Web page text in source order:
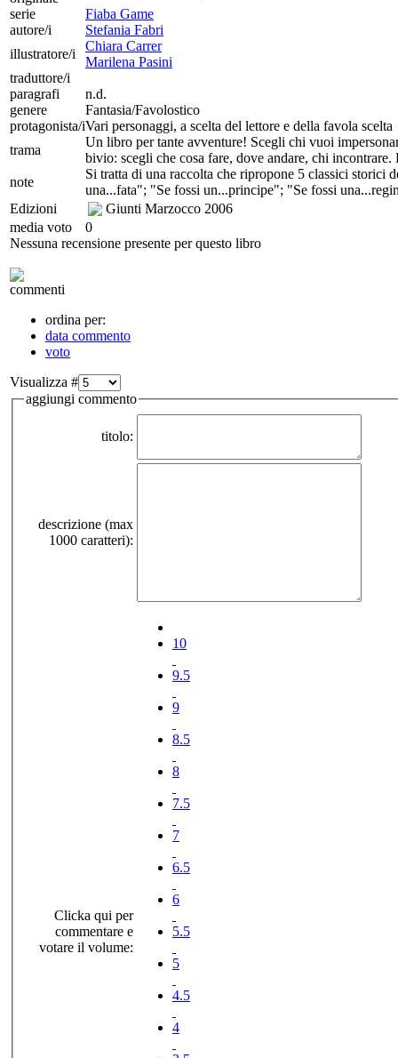
serie
Fiaba Game
autore/i
Stefania Fabri
illustratore/i
Chiara Carrer
Marilena Pasini
traduttore/i
paragrafi
n.d.
genere
Fantasia/Favolostico
protagonista/iVari personaggi, a scelta del lettore e della favola scelta
trama
Un libro per tante avventure! Scegli chi vuoi
bivio: scegli che cosa fare, dove andare, chi
note
Si tratta di una raccolta che ripropone 5 classici storici
una...fata"; "Se fossi un...principe"; "Se fossi
Edizioni
Giunti Marzocco 2006
media voto
0
Nessuna recensione presente per questo libro
commenti
ordina per:
data commento
voto
Visualizza #
aggiungi commento
titolo:
descrizione (max
1000 caratteri):
Clicka qui per
commentare e
votare il volume:
10
9.5
9
8.5
8
7.5
7
6.5
6
5.5
5
4.5
4